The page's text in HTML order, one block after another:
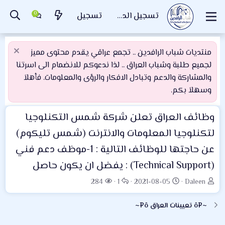
تسجيل الدخول تسجيل
منتديات شباب الرافدين .. تجمع عراقي يقدم محتوى مميز
لجميع طلبة وشباب العراق .. لذا ندعوكم للانضمام الى اسرتنا
والمشاركة والدعم وتبادل الافكار والرؤى والمعلومات. فأهلاَ
وسهلاَ بكم.
وظائف العراق تعلن شركة شمس التكنلوجيا
لتكنلوجيا المعلومات والانترنت (شمس تليكوم)
عن حاجتها للوظائف التالية : 1-موظف دعم فني
(Technical Support) : يفضل ان يكون حاصل
ب
ا
د
Daleen
ت
ا
ر
2021-08-05
ا
ل
1
ا
ل
284
~¤ô تعيينات العراق ô¤~